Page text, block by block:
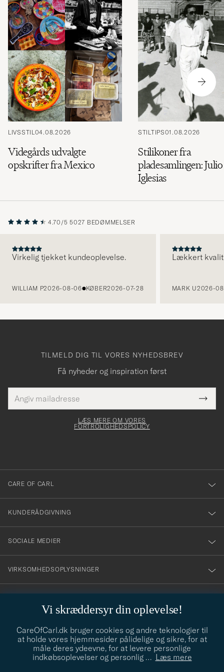
LIVSSTIL04.08.2026
Videgårds udvalgte
opskrifter fra Mexico
STILTIPS01.08.2026
Stilikoner fra
pladesamlingen: Julio
Iglesias
4.70/5 5027 BEDØMMELSER
Virkelig tjekket kundeoplevelse.
WILLIAM P2026-08-06 KØBER2026-07-28
Lækkert
MARK U2026-
Vi skræddersyr din oplevelse!
CareOfCarl.dk bruger cookies og andre teknologier til
at holde vores hjemmesider pålidelige og sikre, for at
måle deres ydeevne, for at levere personlige
indkøbsoplevelser og personlig … Læs mere
TILMELD DIG TIL VORES NYHEDSBREV
Få nyheder og inspiration først
mailadresse
skal
Tack
för
dig
till
vårt
nyhetsbrev!
LÆS MERE OM VORES
FORTROLIGHEDSPOLICY
CARE OF CARL
KUNDERÅDGIVNING
SOCIALE MEDIER
VIRKSOMHEDSOPLYSNINGER
info@careofcarl.dk
Behøver du hjælp til at finde din stil? Lad os hjælpe dig, vi hjælper
gerne til!
STILRÅD